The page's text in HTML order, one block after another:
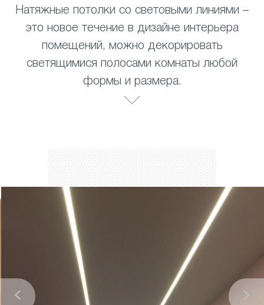
Натяжные потолки со световыми линиями –
это новое течение в дизайне интерьера
помещений, можно декорировать
светящимися полосами комнаты любой
формы и размера.